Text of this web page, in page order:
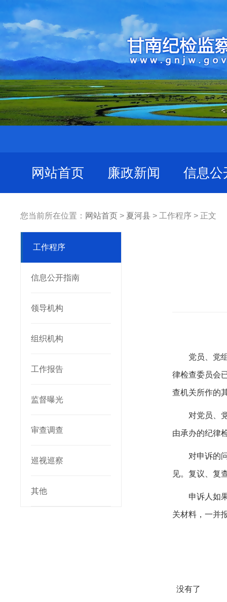
网站首页 廉政新闻 信息公
您当前所在位置： 网站首页 > 夏河县 > 工作程序 > 正文
工作程序
信息公开指南
领导机构
组织机构
工作报告
监督曝光
审查调查
巡视巡察
其他
党员、党
律检查委员会
查机关所作的
对党员、
由承办的纪律
对申诉的
见。复议、复
申诉人如
关材料，一并
没有了